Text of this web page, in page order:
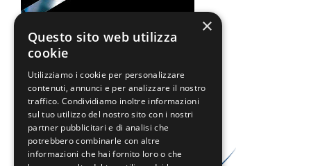
×
Questo sito web utilizza
cookie
Utilizziamo i cookie per personalizzare
contenuti, annunci e per analizzare il nostro
traffico. Condividiamo inoltre informazioni
sul tuo utilizzo del nostro sito con i nostri
partner pubblicitari e di analisi che
potrebbero combinarle con altre
informazioni che hai fornito loro o che